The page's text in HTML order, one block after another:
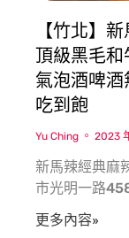
【竹北】
頂級黑毛
氣泡酒啤
吃到飽
Yu Ching 2023
新馬辣經典麻
市光明一路
更多內容»